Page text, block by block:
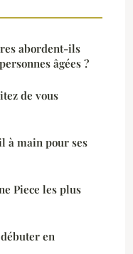
abordent-ils
âgées ?
de vous
à main pour ses
Piece les plus
en